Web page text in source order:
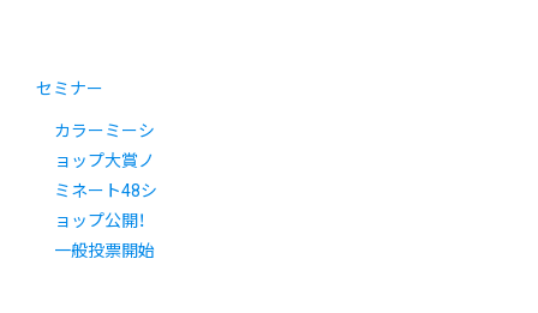
セミナー
カラーミーシ
ョップ大賞ノ
ミネート48シ
ョップ公開！
一般投票開始